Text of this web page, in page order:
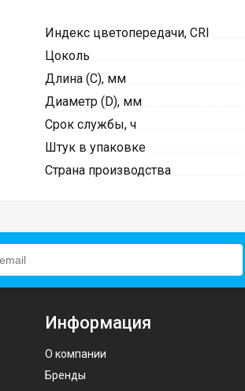
Индекс цветопередачи, CRI
Цоколь
Длина (C), мм
Диаметр (D), мм
Срок службы, ч
Штук в упаковке
Страна производства
Информация
О компании
Бренды